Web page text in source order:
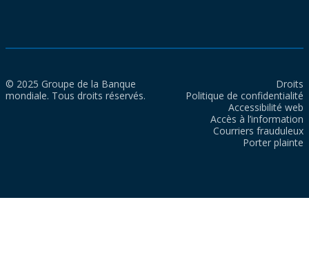
© 2025 Groupe de la Banque
mondiale. Tous droits réservés.
Droits
Politique de confidentialité
Accessibilité web
Accès à l’information
Courriers frauduleux
Porter plainte